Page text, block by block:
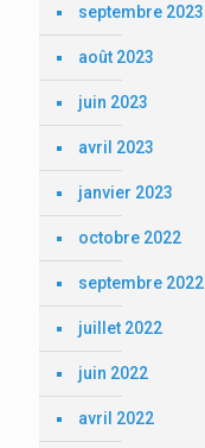
septembre 2023
août 2023
juin 2023
avril 2023
janvier 2023
octobre 2022
septembre 2022
juillet 2022
juin 2022
avril 2022